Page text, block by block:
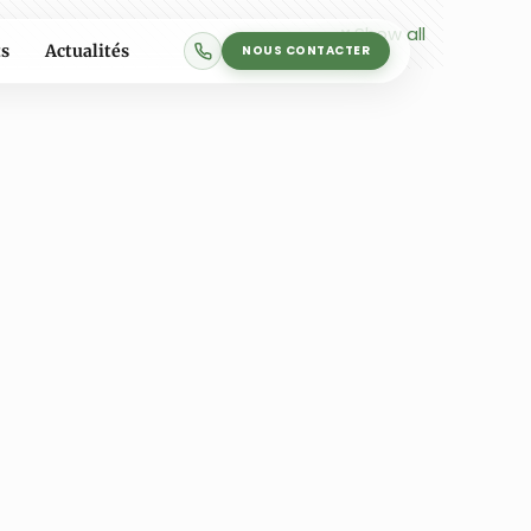
Actualités NOUS CONTACTER
Show all